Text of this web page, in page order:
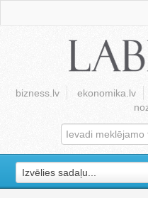
bizness.lv ekonomika.lv
Izvēlies sadaļu...